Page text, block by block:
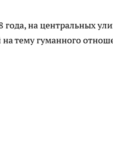
года, на центральных
на тему гуманного